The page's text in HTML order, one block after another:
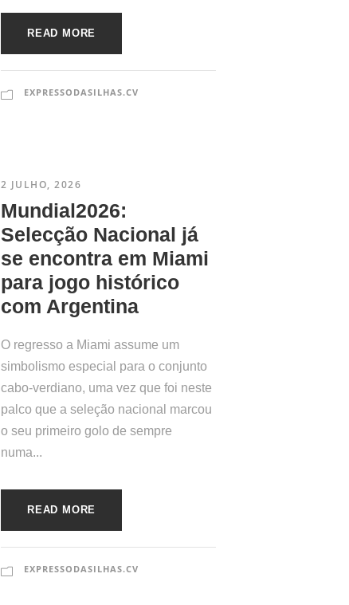
READ MORE
EXPRESSODASILHAS.CV
2 JULHO, 2026
Mundial2026:
Selecção Nacional já
se encontra em Miami
para jogo histórico
com Argentina
O regresso a Miami assume um
simbolismo especial para o conjunto
cabo-verdiano, uma vez que foi neste
palco que a seleção nacional marcou
o seu primeiro golo de sempre
numa...
READ MORE
EXPRESSODASILHAS.CV